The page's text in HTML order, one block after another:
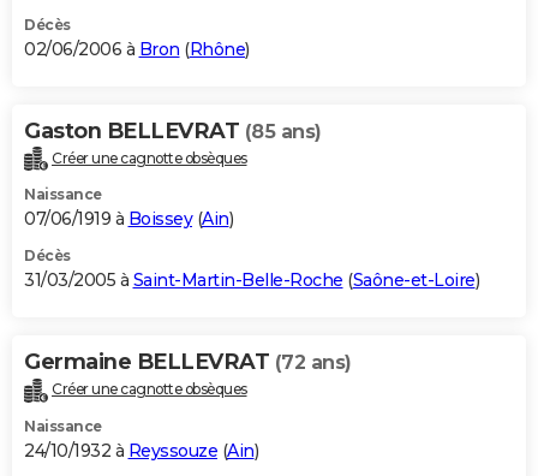
Décès
02/06/2006 à Bron (Rhône)
Gaston BELLEVRAT (85 ans)
Créer une cagnotte obsèques
Naissance
07/06/1919 à Boissey(Ain)
Décès
31/03/2005 à Saint-Martin-Belle-Roche (Saône-et-Loire)
Germaine BELLEVRAT (72 ans)
Créer une cagnotte obsèques
Naissance
24/10/1932 à Reyssouze (Ain)